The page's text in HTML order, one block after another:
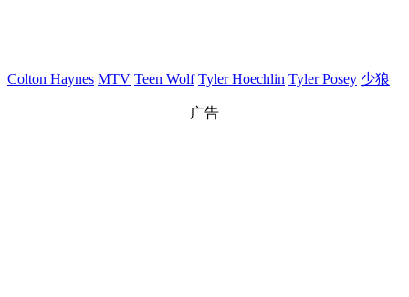
Colton Haynes MTV Teen Wolf Tyler Hoechlin Tyler Posey 少狼
广告